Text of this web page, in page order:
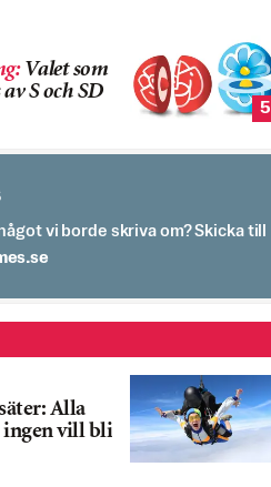
: Valet som
S och SD
5
vi borde skriva om? Skicka till
Alla
vill bli